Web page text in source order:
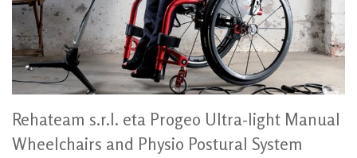
Rehateam s.r.l. eta Progeo Ultra-light Manual
Wheelchairs and Physio Postural System